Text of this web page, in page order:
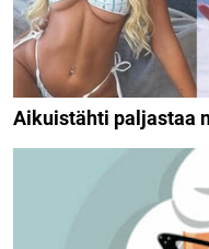
Aikuistähti paljastaa